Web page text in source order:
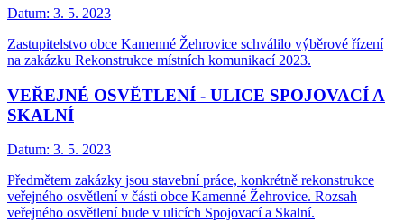
Datum: 3. 5. 2023
Zastupitelstvo obce Kamenné Žehrovice schválilo výběrové řízení
na zakázku Rekonstrukce místních komunikací 2023.
VEŘEJNÉ OSVĚTLENÍ - ULICE SPOJOVACÍ A
SKALNÍ
Datum: 3. 5. 2023
Předmětem zakázky jsou stavební práce, konkrétně rekonstrukce
veřejného osvětlení v části obce Kamenné Žehrovice. Rozsah
veřejného osvětlení bude v ulicích Spojovací a Skalní.